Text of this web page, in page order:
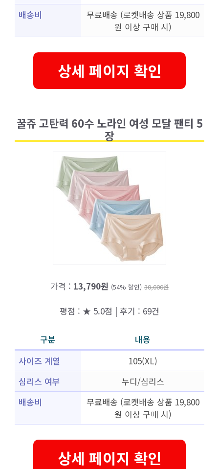
배송비
무료배송 (로켓배송 상품 19,800
원 이상 구매 시)
상세 페이지 확인
꿀쥬 고탄력 60수 노라인 여성 모달 팬티 5
장
가격 : 13,790원 (54% 할인) 30,000원
평점 : ★ 5.0점 | 후기 : 69건
구분
내용
사이즈 계열
105(XL)
심리스 여부
누디/심리스
배송비
무료배송 (로켓배송 상품 19,800
원 이상 구매 시)
상세 페이지 확인